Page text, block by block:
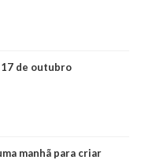
de outubro
manhã para criar